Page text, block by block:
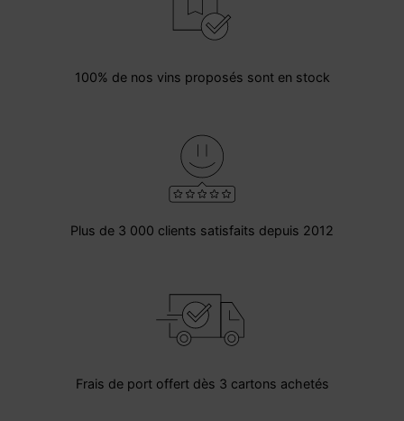
100% de nos vins proposés sont en stock
Plus de 3 000 clients satisfaits depuis 2012
Frais de port offert dès 3 cartons achetés